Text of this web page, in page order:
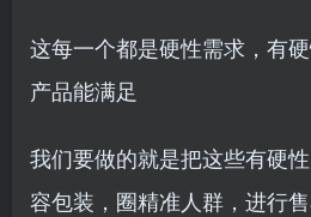
这每一个都是硬性需求，有
产品能满足
我们要做的就是把这些有硬
容包装，圈精准人群，进行